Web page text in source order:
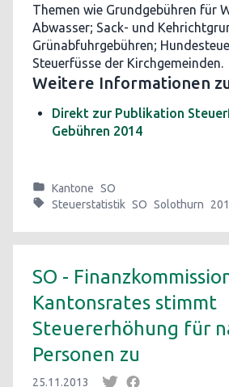
Themen wie Grundgebühren für
Abwasser; Sack- und
Grünabfuhrgebühren;
Steuerfüsse der Kirchgemeinden.
Weitere Informationen
Direkt zur Publikation
Gebühren 2014
Kantone SO
Steuerstatistik SO Solothurn
SO -
Kantonsrates stimmt
Steuererhöhung für
Personen zu
25.11.2013